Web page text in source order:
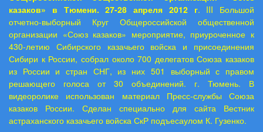
казаков» в Тюмени. 27-28 апреля 2012 г. III Большой
отчетно-выборный Круг Общероссийской общественной
организации «Союз казаков» мероприятие, приуроченное к
430-летию Сибирского казачьего войска и присоединения
Сибири к России, собрал около 700 делегатов Союза казаков
из России и стран СНГ, из них 501 выборный с правом
решающего голоса от 30 объединений. г. Тюмень. В
видеоролике использован материал Пресс-службы Союза
казаков России. Сделан специально для сайта Вестник
астраханского казачьего войска СкР подъесаулом К. Гузенко.